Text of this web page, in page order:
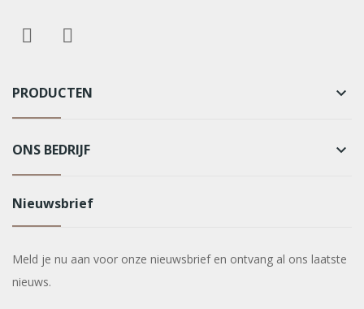
PRODUCTEN keyboard_arrow_down
ONS BEDRIJF keyboard_arrow_down
Nieuwsbrief
Meld je nu aan voor onze nieuwsbrief en ontvang al ons laatste
nieuws.